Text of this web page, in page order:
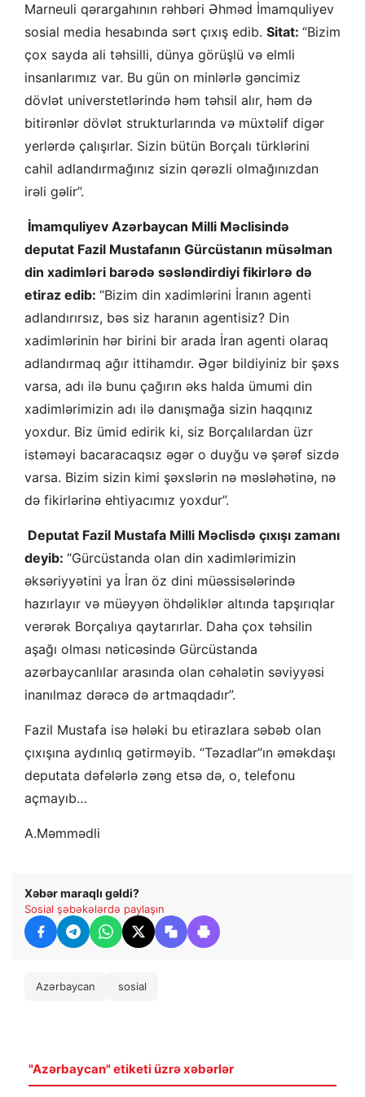
Marneuli qərargahının rəhbəri Əhməd İmamquliyev
sosial media hesabında sərt çıxış edib. Sitat: “Bizim
çox sayda ali təhsilli, dünya görüşlü və elmli
insanlarımız var. Bu gün on minlərlə gəncimiz
dövlət universtetlərində həm təhsil alır, həm də
bitirənlər dövlət strukturlarında və müxtəlif digər
yerlərdə çalışırlar. Sizin bütün Borçalı türklərini
cahil adlandırmağınız sizin qərəzli olmağınızdan
irəli gəlir”.
İmamquliyev Azərbaycan Milli Məclisində
deputat Fazil Mustafanın Gürcüstanın müsəlman
din xadimləri barədə səsləndirdiyi fikirlərə də
etiraz edib: “Bizim din xadimlərini İranın agenti
adlandırırsız, bəs siz haranın agentisiz? Din
xadimlərinin hər birini bir arada İran agenti olaraq
adlandırmaq ağır ittihamdır. Əgər bildiyiniz bir şəxs
varsa, adı ilə bunu çağırın əks halda ümumi din
xadimlərimizin adı ilə danışmağa sizin haqqınız
yoxdur. Biz ümid edirik ki, siz Borçalılardan üzr
istəməyi bacaracaqsız əgər o duyğu və şərəf sizdə
varsa. Bizim sizin kimi şəxslərin nə məsləhətinə, nə
də fikirlərinə ehtiyacımız yoxdur”.
Deputat Fazil Mustafa Milli Məclisdə çıxışı zamanı
deyib: “Gürcüstanda olan din xadimlərimizin
əksəriyyətini ya İran öz dini müəssisələrində
hazırlayır və müəyyən öhdəliklər altında tapşırıqlar
verərək Borçalıya qaytarırlar. Daha çox təhsilin
aşağı olması nəticəsində Gürcüstanda
azərbaycanlılar arasında olan cəhalətin səviyyəsi
inanılmaz dərəcə də artmaqdadır”.
Fazil Mustafa isə hələki bu etirazlara səbəb olan
çıxışına aydınlıq gətirməyib. “Təzadlar”ın əməkdaşı
deputata dəfələrlə zəng etsə də, o, telefonu
açmayıb…
A.Məmmədli
Xəbər maraqlı gəldi?
Sosial şəbəkələrdə paylaşın
Azərbaycan sosial
"Azərbaycan" etiketi üzrə xəbərlər